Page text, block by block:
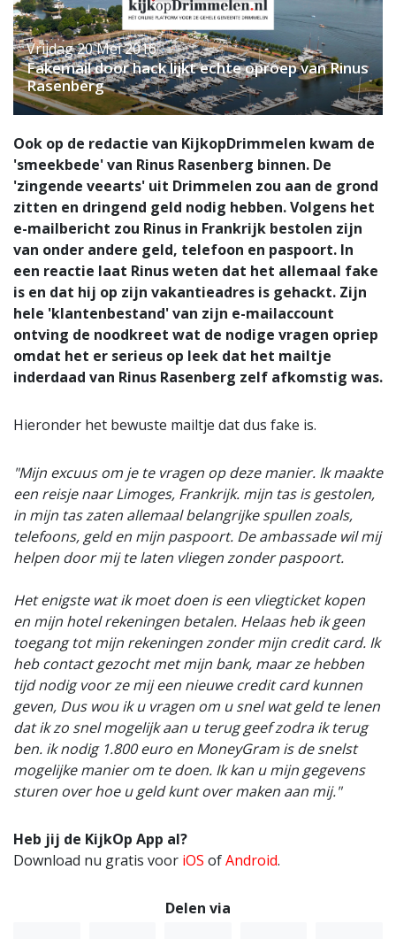
Vrijdag 20 Mei 2016
Fakemail door hack lijkt echte oproep van Rinus
Rasenberg
Ook op de redactie van KijkopDrimmelen kwam de
'smeekbede' van Rinus Rasenberg binnen. De
'zingende veearts' uit Drimmelen zou aan de grond
zitten en dringend geld nodig hebben. Volgens het
e-mailbericht zou Rinus in Frankrijk bestolen zijn
van onder andere geld, telefoon en paspoort. In
een reactie laat Rinus weten dat het allemaal fake
is en dat hij op zijn vakantieadres is gehackt. Zijn
hele 'klantenbestand' van zijn e-mailaccount
ontving de noodkreet wat de nodige vragen opriep
omdat het er serieus op leek dat het mailtje
inderdaad van Rinus Rasenberg zelf afkomstig was.
Hieronder het bewuste mailtje dat dus fake is.
"Mijn excuus om je te vragen op deze manier. Ik maakte
een reisje naar Limoges, Frankrijk. mijn tas is gestolen,
in mijn tas zaten allemaal belangrijke spullen zoals,
telefoons, geld en mijn paspoort. De ambassade wil mij
helpen door mij te laten vliegen zonder paspoort.
Het enigste wat ik moet doen is een vliegticket kopen
en mijn hotel rekeningen betalen. Helaas heb ik geen
toegang tot mijn rekeningen zonder mijn credit card. Ik
heb contact gezocht met mijn bank, maar ze hebben
tijd nodig voor ze mij een nieuwe credit card kunnen
geven, Dus wou ik u vragen om u snel wat geld te lenen
dat ik zo snel mogelijk aan u terug geef zodra ik terug
ben. ik nodig 1.800 euro en MoneyGram is de snelst
mogelijke manier om te doen. Ik kan u mijn gegevens
sturen over hoe u geld kunt over maken aan mij."
Heb jij de KijkOp App al?
Download nu gratis voor iOS ofAndroid.
Delen via